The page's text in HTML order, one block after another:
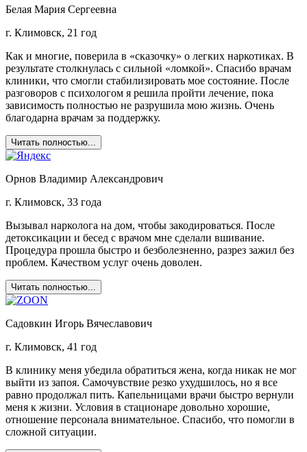
Белая Мария Сергеевна
г. Климовск, 21 год
Как и многие, поверила в «сказочку» о легких наркотиках. В
результате столкнулась с сильной «ломкой». Спасибо врачам
клиники, что смогли стабилизировать мое состояние. После
разговоров с психологом я решила пройти лечение, пока
зависимость полностью не разрушила мою жизнь. Очень
благодарна врачам за поддержку.
Читать полностью...
Орнов Владимир Александрович
г. Климовск, 33 года
Вызывал нарколога на дом, чтобы закодироваться. После
детоксикации и бесед с врачом мне сделали вшивание.
Процедура прошла быстро и безболезненно, разрез зажил без
проблем. Качеством услуг очень доволен.
Читать полностью...
Садовкин Игорь Вячеславович
г. Климовск, 41 год
В клинику меня убедила обратиться жена, когда никак не мог
выйти из запоя. Самочувствие резко ухудшилось, но я все
равно продолжал пить. Капельницами врачи быстро вернули
меня к жизни. Условия в стационаре довольно хорошие,
отношение персонала внимательное. Спасибо, что помогли в
сложной ситуации.